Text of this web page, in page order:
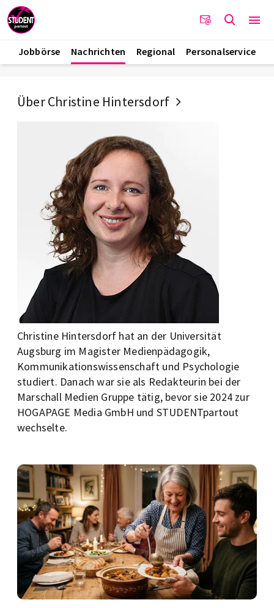
Jobbörse Nachrichten Regional Personalservice
Über Christine Hintersdorf
Christine Hintersdorf hat an der Universität
Augsburg im Magister Medienpädagogik,
Kommunikationswissenschaft und Psychologie
studiert. Danach war sie als Redakteurin bei der
Marschall Medien Gruppe tätig, bevor sie 2024 zur
HOGAPAGE Media GmbH und STUDENTpartout
wechselte.